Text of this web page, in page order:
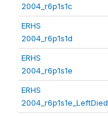
2004_r6p1s1c
ERHS
2004_r6p1s1d
ERHS
2004_r6p1s1e
ERHS
2004_r6p1s1e_LeftDied